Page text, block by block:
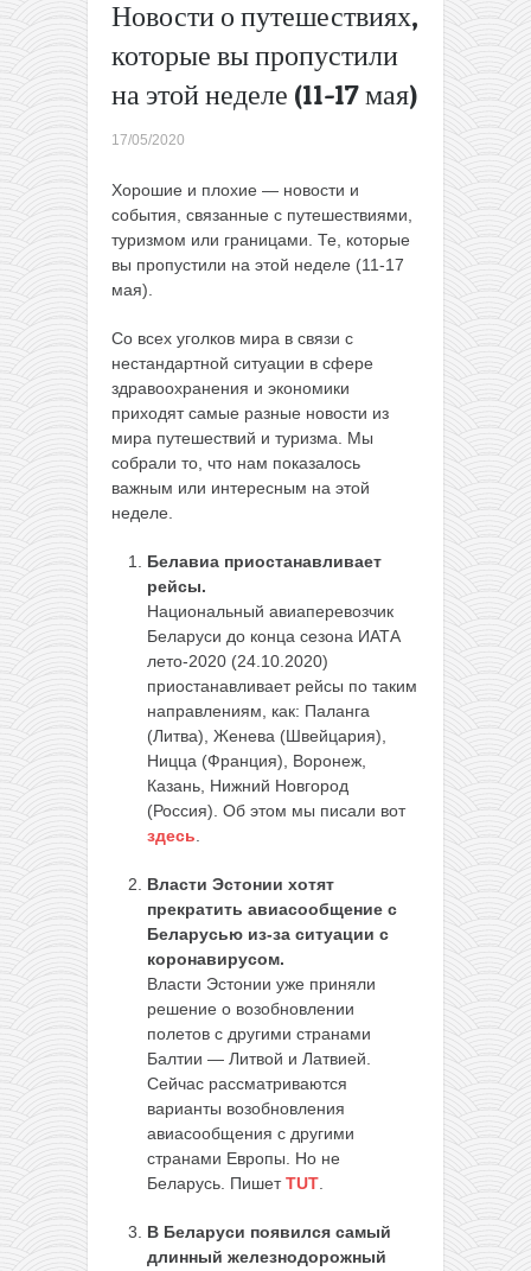
Новости о путешествиях,
которые вы пропустили
на этой неделе (11-17 мая)
17/05/2020
Хорошие и плохие — новости и
события, связанные с путешествиями,
туризмом или границами. Те, которые
вы пропустили на этой неделе (11-17
мая).
Со всех уголков мира в связи с
нестандартной ситуации в сфере
здравоохранения и экономики
приходят самые разные новости из
мира путешествий и туризма. Мы
собрали то, что нам показалось
важным или интересным на этой
неделе.
Белавиа приостанавливает
рейсы.
Национальный авиаперевозчик
Беларуси до конца сезона ИАТА
лето-2020 (24.10.2020)
приостанавливает рейсы по таким
направлениям, как: Паланга
(Литва), Женева (Швейцария),
Ницца (Франция), Воронеж,
Казань, Нижний Новгород
(Россия). Об этом мы писали вот
здесь.
Власти Эстонии хотят
прекратить авиасообщение с
Беларусью из-за ситуации с
коронавирусом.
Власти Эстонии уже приняли
решение о возобновлении
полетов с другими странами
Балтии — Литвой и Латвией.
Сейчас рассматриваются
варианты возобновления
авиасообщения с другими
странами Европы. Но не
Беларусь. ПишетTUT.
В Беларуси появился самый
длинный железнодорожный
одну
или от
45€ туда-
членам
WDC)